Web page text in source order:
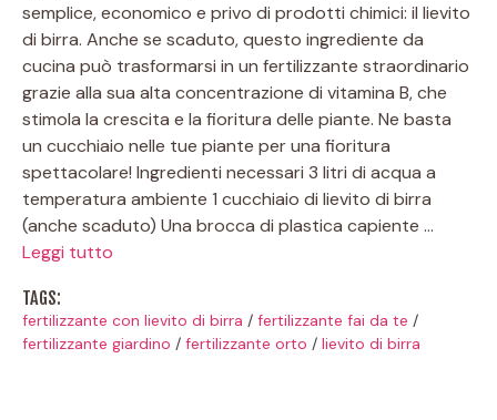
semplice, economico e privo di prodotti chimici: il lievito
di birra. Anche se scaduto, questo ingrediente da
cucina può trasformarsi in un fertilizzante straordinario
grazie alla sua alta concentrazione di vitamina B, che
stimola la crescita e la fioritura delle piante. Ne basta
un cucchiaio nelle tue piante per una fioritura
spettacolare! Ingredienti necessari 3 litri di acqua a
temperatura ambiente 1 cucchiaio di lievito di birra
(anche scaduto) Una brocca di plastica capiente …
Leggi tutto
TAGS:
fertilizzante con lievito di birra / fertilizzante fai da te /
fertilizzante giardino / fertilizzante orto / lievito di birra